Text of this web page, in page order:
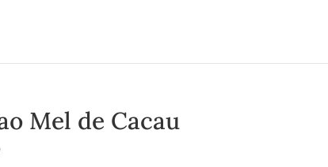
Mel de Cacau